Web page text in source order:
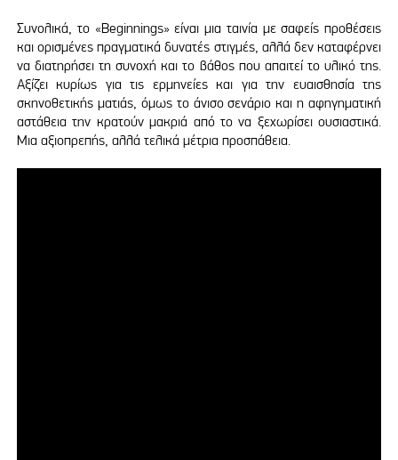
Συνολικά, το «Beginnings» είναι μια ταινία με σαφείς προθέσεις
και ορισμένες πραγματικά δυνατές στιγμές, αλλά δεν καταφέρνει
να διατηρήσει τη συνοχή και το βάθος που απαιτεί το υλικό της.
Αξίζει κυρίως για τις ερμηνείες και για την ευαισθησία της
σκηνοθετικής ματιάς, όμως το άνισο σενάριο και η αφηγηματική
αστάθεια την κρατούν μακριά από το να ξεχωρίσει ουσιαστικά.
Μια αξιοπρεπής, αλλά τελικά μέτρια προσπάθεια.